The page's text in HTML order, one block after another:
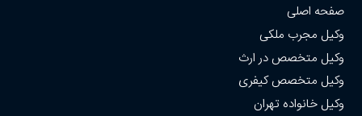
صفحه اصلی
وکیل مجرب ملکی
وکیل متخصص در ارث
وکیل متخصص کیفری
وکیل خانواده تهران